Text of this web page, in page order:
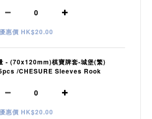
惠價 HK$20.00
- (70x120mm)棋寶牌套-城堡(繁)
/CHESURE Sleeves Rook
惠價 HK$20.00